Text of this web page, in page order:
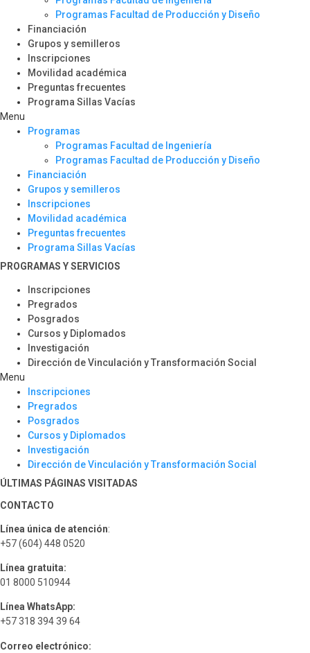
Programas Facultad de Producción y Diseño
Financiación
Grupos y semilleros
Inscripciones
Movilidad académica
Preguntas frecuentes
Programa Sillas Vacías
Menu
Programas
Programas Facultad de Ingeniería
Programas Facultad de Producción y Diseño
Financiación
Grupos y semilleros
Inscripciones
Movilidad académica
Preguntas frecuentes
Programa Sillas Vacías
PROGRAMAS Y SERVICIOS​
Inscripciones
Pregrados
Posgrados
Cursos y Diplomados
Investigación
Dirección de Vinculación y Transformación Social
Menu
Inscripciones
Pregrados
Posgrados
Cursos y Diplomados
Investigación
Dirección de Vinculación y Transformación Social
ÚLTIMAS PÁGINAS VISITADAS
CONTACTO
Línea única de atención:
+57 (604) 448 0520
Línea gratuita:
01 8000 510944
Línea WhatsApp:
+57 318 394 39 64
Correo electrónico: